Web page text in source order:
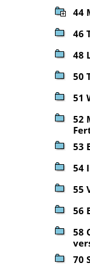
44
46
48
50
51
52
53
54
55
56
58
70